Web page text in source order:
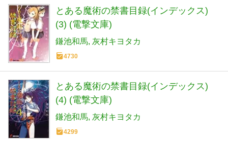
とある魔術の禁書目録(インデックス)
(3) (電撃文庫)
鎌池和馬 灰村キヨタカ
4730
とある魔術の禁書目録(インデックス)
(4) (電撃文庫)
鎌池和馬 灰村キヨタカ
4299